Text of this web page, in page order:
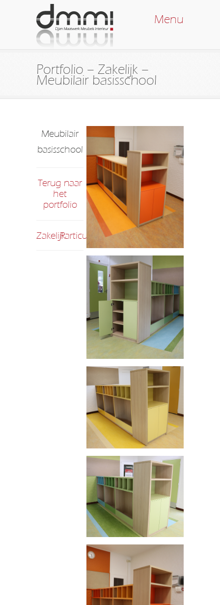
Menu
Portfolio – Zakelijk –
Meubilair basisschool
Meubilair
basisschool
Terug naar
het
portfolio
ZakelijkParticulier